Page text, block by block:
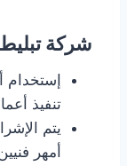
شركة
إستخدام
تنفيذ
يتم
أمهر